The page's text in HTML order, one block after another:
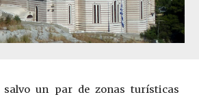
salvo un par de zonas turísticas